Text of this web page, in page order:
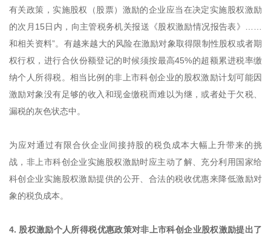
有关政策，实施股权（股票）激励的企业应当在决定实施股权激励
的次月15日内，向主管税务机关报送《股权激励情况报告表》……
和相关资料”。有越来越大的风险在激励对象取得限制性股权或者期
权行权，进行合伙份额登记的时候须按最高45%的超额累进税率缴
纳个人所得税。相当比例的非上市科创企业的股权激励计划可能因
激励对象没有足够的收入和现金缴税而难以为继，或者处于欠税、
漏税的灰色状态中。
为应对通过有限合伙企业间接持股的税负成本大幅上升带来的挑
战，非上市科创企业实施股权激励时应主动了解、充分利用国家给
科创企业实施股权激励提供的公开、合法的税收优惠来降低激励对
象的税负成本。
4. 股权激励个人所得税优惠政策对非上市科创企业股权激励提出了